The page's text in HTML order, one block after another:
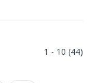
1 - 10 (44)